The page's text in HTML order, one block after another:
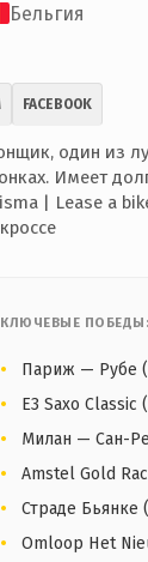
Бельгия
FACEBOOK
один из
Имеет
| Lease a
КЛЮЧЕВЫЕ ПОБЕДЫ:
Париж — Рубе
E3 Saxo Classic
Милан — Сан-
Amstel Gold
Страде Бьянке
Omloop Het